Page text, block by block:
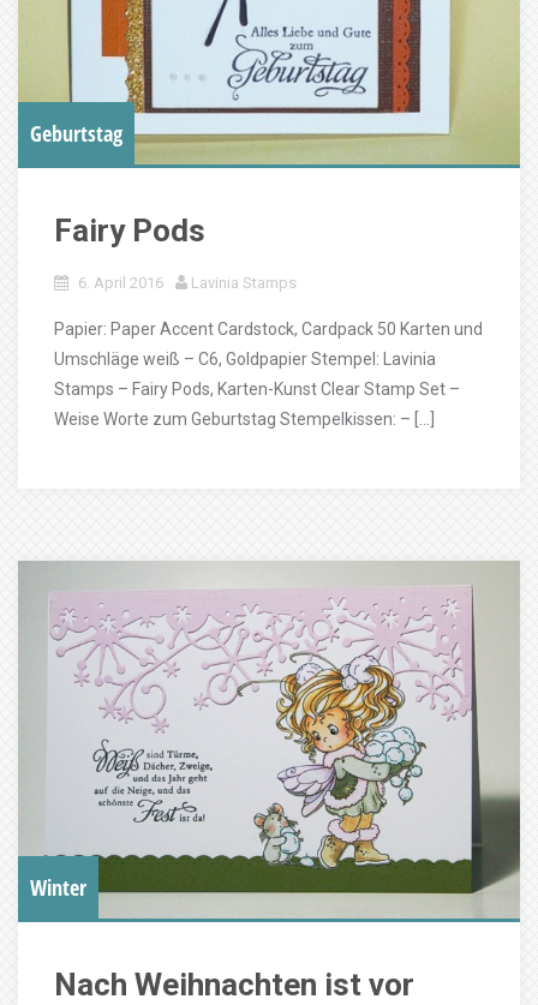
Geburtstag
Fairy Pods
6. April 2016 Lavinia Stamps
Papier: Paper Accent Cardstock, Cardpack 50 Karten und
Umschläge weiß – C6, Goldpapier Stempel: Lavinia
Stamps – Fairy Pods, Karten-Kunst Clear Stamp Set –
Weise Worte zum Geburtstag Stempelkissen: – […]
Winter
Nach Weihnachten ist vor